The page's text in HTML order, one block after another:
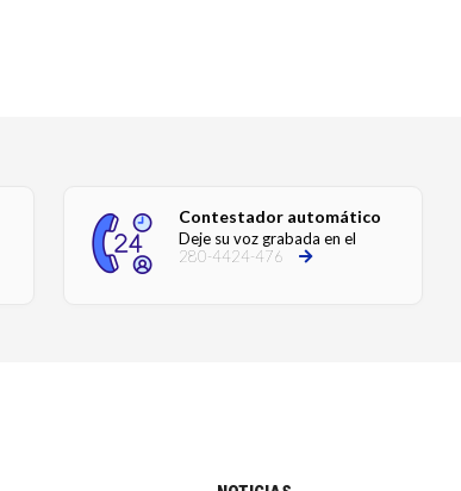
Contestador automático
Deje su voz grabada en el
280-4424-476